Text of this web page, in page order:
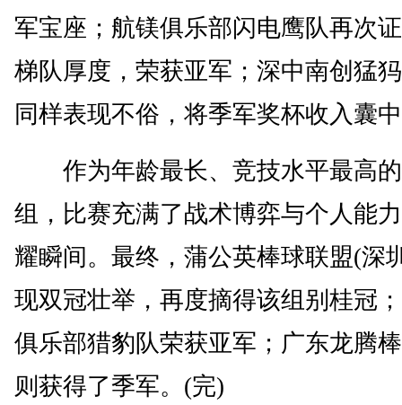
军宝座；航镁俱乐部闪电鹰队再次
梯队厚度，荣获亚军；深中南创猛
同样表现不俗，将季军奖杯收入囊
作为年龄最长、竞技水平最高
组，比赛充满了战术博弈与个人能
耀瞬间。最终，蒲公英棒球联盟(深
现双冠壮举，再度摘得该组别桂冠
俱乐部猎豹队荣获亚军；广东龙腾
则获得了季军。(完)